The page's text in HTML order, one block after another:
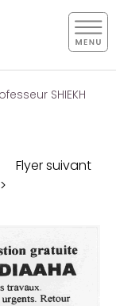
SHIEKH
Flyer suivant
>